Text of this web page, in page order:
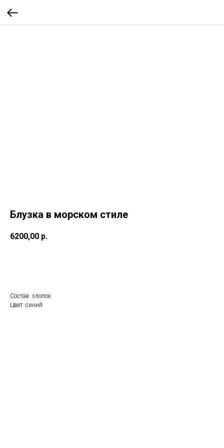
Блузка в морском стиле
6200,00 р.
Состав: хлопок
Цвет: синий